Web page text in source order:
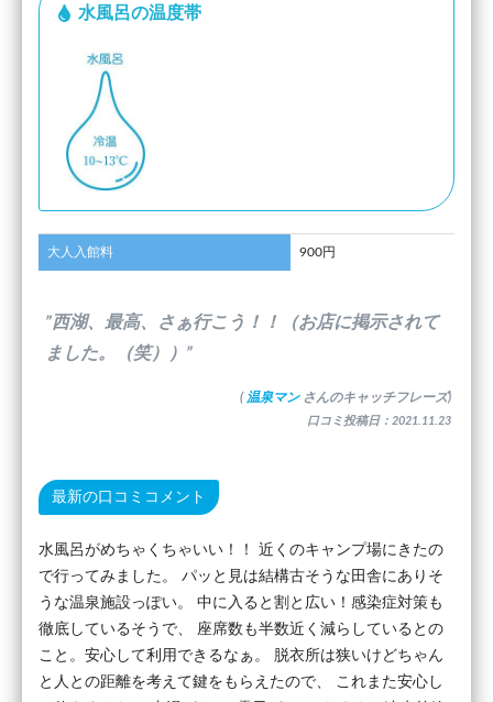
水風呂の温度帯
大人入館料 900円
”西湖、最高、さぁ行こう！！（お店に掲示されて
ました。（笑））”
( 温泉マン さんのキャッチフレーズ)
口コミ投稿日：2021.11.23
最新の口コミコメント
水風呂がめちゃくちゃいい！！ 近くのキャンプ場にきたの
で行ってみました。 パッと見は結構古そうな田舎にありそ
うな温泉施設っぽい。 中に入ると割と広い！感染症対策も
徹底しているそうで、 座席数も半数近く減らしているとの
こと。安心して利用できるなぁ。 脱衣所は狭いけどちゃん
と人との距離を考えて鍵をもらえたので、 これまた安心し